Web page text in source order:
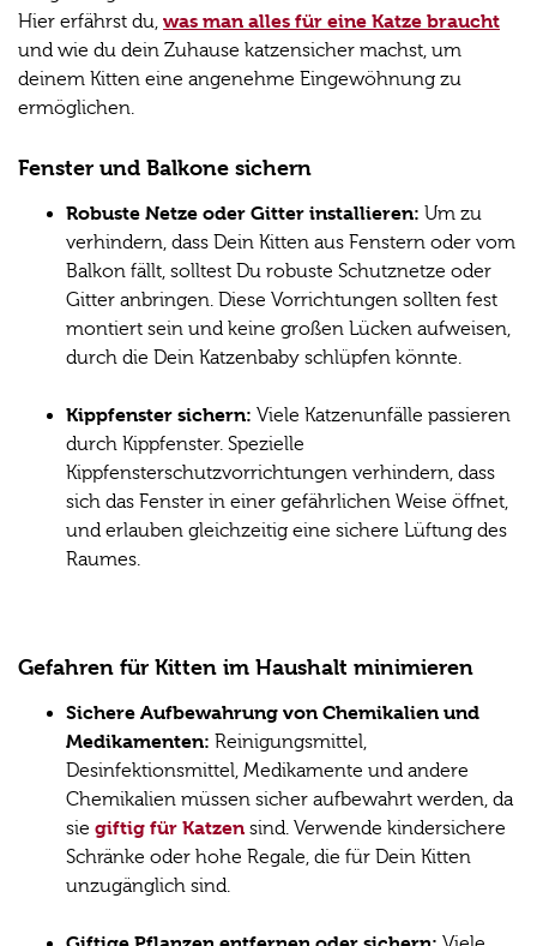
Hier erfährst du, was man alles für eine Katze braucht
und wie du dein Zuhause katzensicher machst, um
deinem Kitten eine angenehme Eingewöhnung zu
ermöglichen.
Fenster und Balkone sichern
Robuste Netze oder Gitter installieren: Um zu
verhindern, dass Dein Kitten aus Fenstern oder vom
Balkon fällt, solltest Du robuste Schutznetze oder
Gitter anbringen. Diese Vorrichtungen sollten fest
montiert sein und keine großen Lücken aufweisen,
durch die Dein Katzenbaby schlüpfen könnte.
Kippfenster sichern: Viele Katzenunfälle passieren
durch Kippfenster. Spezielle
Kippfensterschutzvorrichtungen verhindern, dass
sich das Fenster in einer gefährlichen Weise öffnet,
und erlauben gleichzeitig eine sichere Lüftung des
Raumes.
Gefahren für Kitten im Haushalt minimieren
Sichere Aufbewahrung von Chemikalien und
Medikamenten: Reinigungsmittel,
Desinfektionsmittel, Medikamente und andere
Chemikalien müssen sicher aufbewahrt werden, da
sie giftig für Katzen sind. Verwende kindersichere
Schränke oder hohe Regale, die für Dein Kitten
unzugänglich sind.